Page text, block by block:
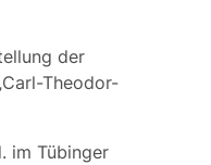
der
Theodor-
im Tübinger